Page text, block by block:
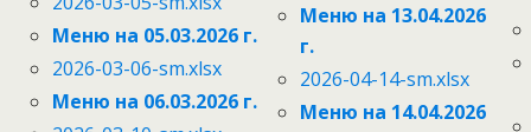
Меню на 05.03.2026 г.
2026-03-06-sm.xlsx
Меню на 06.03.2026 г.
Меню на 13.04.2026
г.
2026-04-14-sm.xlsx
Меню на 14.04.2026